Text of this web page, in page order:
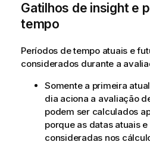
Gatilhos de insight e
tempo
Períodos de tempo atuais e
considerados durante a
Somente a primeira
dia aciona a avaliação
podem ser calculados
porque as datas atuais
consideradas nos